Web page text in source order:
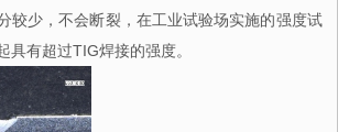
较少，不会断裂，在工业试验场实施的强度试
具有超过TIG焊接的强度。